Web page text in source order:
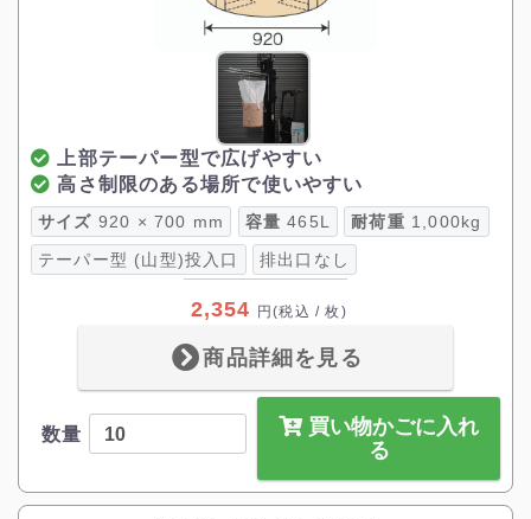
上部テーパー型で広げやすい
高さ制限のある場所で使いやすい
サイズ 920 × 700 mm 容量 465L 耐荷重 1,000kg
テーパー型 (山型)投入口 排出口なし
2,354 円(税込 / 枚)
商品詳細を見る
数量
買い物かごに入れ
る